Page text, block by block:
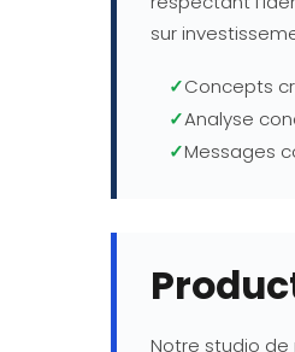
sur
✓Concepts
✓Analyse
✓Messages
Notre studio